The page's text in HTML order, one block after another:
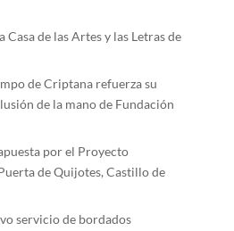
Casa de las Artes y las Letras de
de Criptana refuerza su
de la mano de Fundación
por el Proyecto
de Quijotes, Castillo de
servicio de bordados